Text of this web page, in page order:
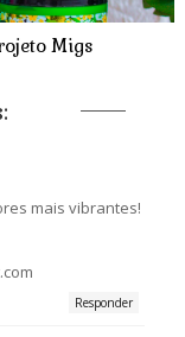
Migs
mais vibrantes!
Responder